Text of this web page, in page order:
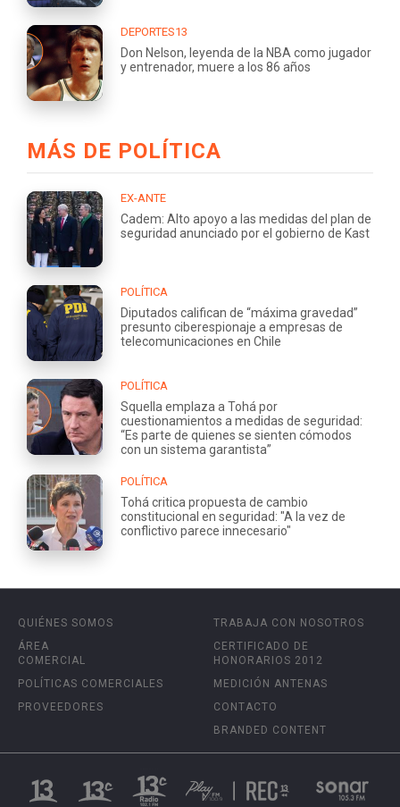
DEPORTES13
Don Nelson, leyenda de la NBA como jugador
y entrenador, muere a los 86 años
MÁS DE POLÍTICA
EX-ANTE
Cadem: Alto apoyo a las medidas del plan de
seguridad anunciado por el gobierno de Kast
POLÍTICA
Diputados califican de “máxima gravedad”
presunto ciberespionaje a empresas de
telecomunicaciones en Chile
POLÍTICA
Squella emplaza a Tohá por
cuestionamientos a medidas de seguridad:
“Es parte de quienes se sienten cómodos
con un sistema garantista”
POLÍTICA
Tohá critica propuesta de cambio
constitucional en seguridad: "A la vez de
conflictivo parece innecesario"
QUIÉNES SOMOS
ÁREA
COMERCIAL
POLÍTICAS COMERCIALES
PROVEEDORES
TRABAJA CON NOSOTROS
CERTIFICADO DE
HONORARIOS 2012
MEDICIÓN ANTENAS
CONTACTO
BRANDED CONTENT